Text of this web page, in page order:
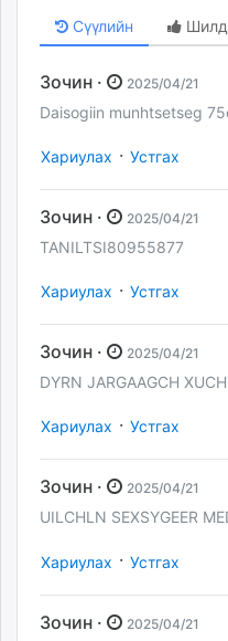
Сүүлийн
Зочин · 2025/04/21
Daisogiin munhtsetseg
Хариулах · Устгах
Зочин · 2025/04/21
TANILTSI80955877
Хариулах · Устгах
Зочин · 2025/04/21
DYRN JARGAAGCH
Хариулах · Устгах
Зочин · 2025/04/21
UILCHLN SEXSYGEER
Хариулах · Устгах
Зочин · 2025/04/21